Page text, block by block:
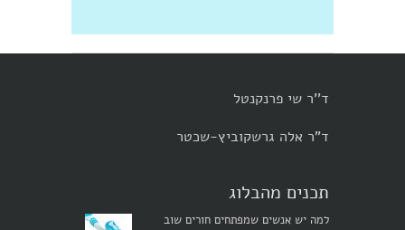
ד''ר שי פרנקנטל
ד"ר אלה גרשקוביץ-שכטר
תכנים מהבלוג
למה יש אנשים שמפתחים חורים שוב